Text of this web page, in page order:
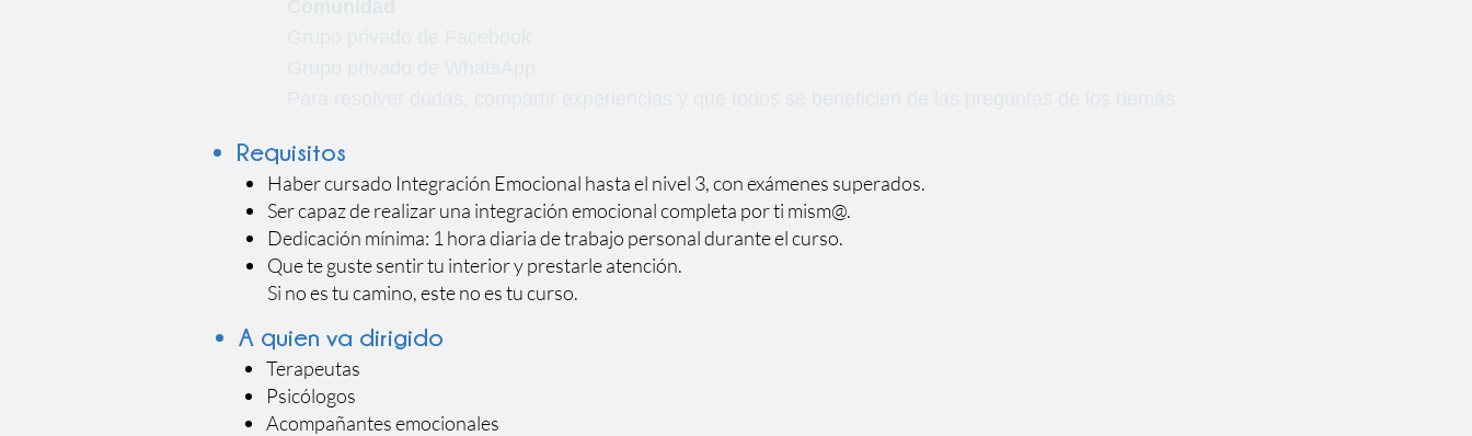
Requisitos
Haber cursado Integración Emocional hasta el nivel 3, con exámenes superados.
Ser capaz de realizar una integración emocional completa por ti mism@.
Dedicación mínima: 1 hora diaria de trabajo personal durante el curso.
Que te guste sentir tu interior y prestarle atención.
Si no es tu camino, este no es tu curso.
A quien va dirigido
Terapeutas
Psicólogos
Acompañantes emocionales